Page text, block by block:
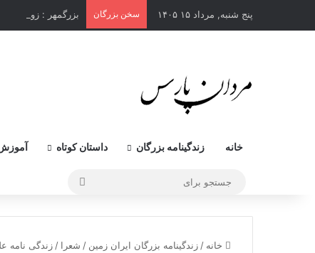
پنج شنبه, مرداد ۱۵ ۱۴۰۵ سخن بزرگان بزرگمهر :
خانه زندگینامه بزرگان داستان کوتاه
خانه / زندگینامه بزرگان ایران زمین / شعرا / زندگی نامه